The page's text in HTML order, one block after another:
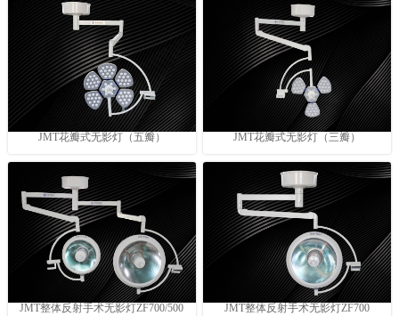
JMT花瓣式无影灯（五瓣） JMT花瓣式无影灯（三瓣）
JMT整体反射手术无影灯ZF700/500 JMT整体反射手术无影灯ZF700